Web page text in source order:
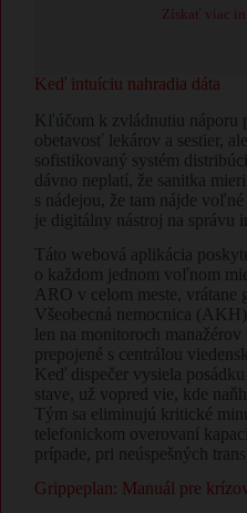
Získať viac
Keď intuíciu nahradia dáta
Kľúčom k zvládnutiu náporu
obetavosť lekárov a sestier,
sofistikovaný systém
dávno neplatí, že sanitka
s nádejou, že tam nájde
je digitálny nástroj na správu
Táto webová aplikácia
o každom jednom voľnom
ARO v celom meste, vrátane
Všeobecná nemocnica
len na monitoroch
prepojené s centrálou
Keď dispečer vysiela
stave, už vopred vie, kde
Tým sa eliminujú kritické
telefonickom overovaní
prípade, pri neúspešných
Grippeplan: Manuál pre